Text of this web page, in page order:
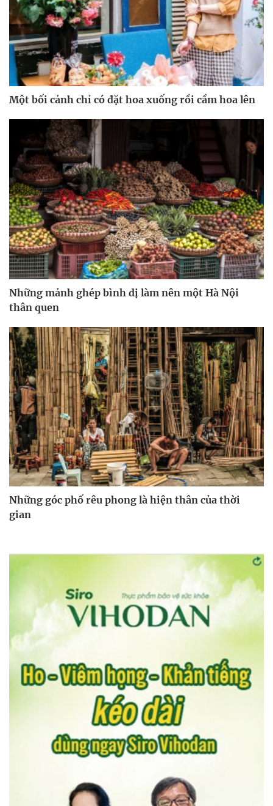
Một bối cảnh chỉ có đặt hoa xuống rồi cầm hoa lên
Những mảnh ghép bình dị làm nên một Hà Nội
thân quen
Những góc phố rêu phong là hiện thân của thời
gian